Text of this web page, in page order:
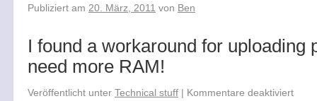
Publiziert am 20. März, 2011 von Ben
I found a workaround for uploading
need more RAM!
Veröffentlicht unter Technical stuff | Kommentare deaktiviert